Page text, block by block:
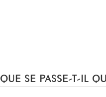
QUE SE PASSE-T-IL